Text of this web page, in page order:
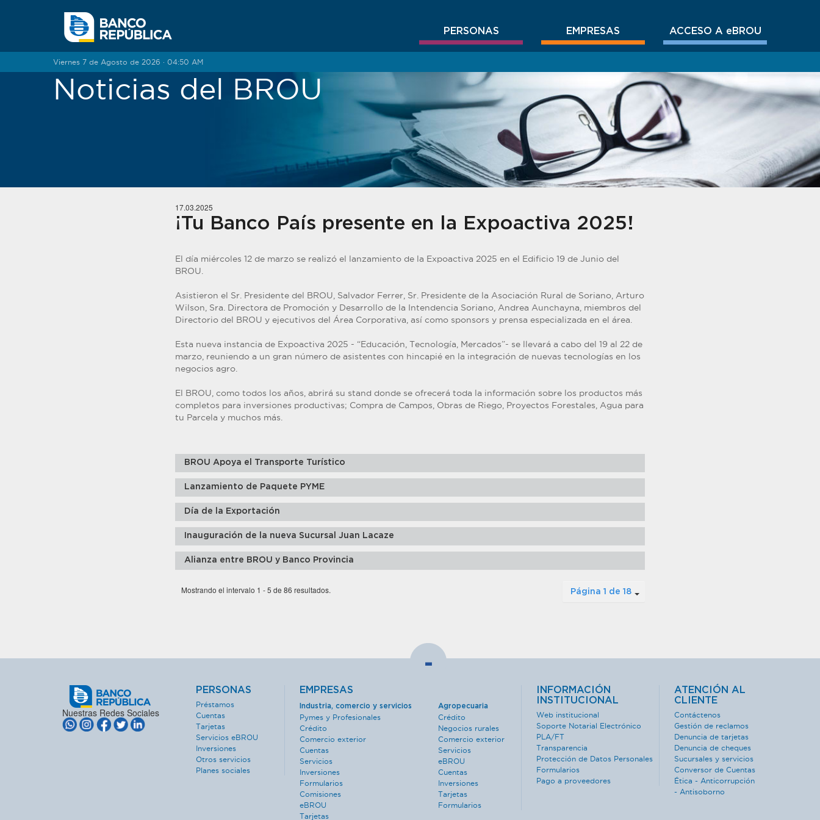
PERSONAS EMPRESAS ACCESO A eBROU
Viernes 7 de Agosto de 2026 · 04:50 AM
Noticias del BROU
17.03.2025
¡Tu Banco País presente en la Expoactiva 2025!
El día miércoles 12 de marzo se realizó el lanzamiento de la Expoactiva 2025 en el Edificio 19 de Junio del
BROU.
Asistieron el Sr. Presidente del BROU, Salvador Ferrer, Sr. Presidente de la Asociación Rural de Soriano, Arturo
Wilson, Sra. Directora de Promoción y Desarrollo de la Intendencia Soriano, Andrea Aunchayna, miembros del
Directorio del BROU y ejecutivos del Área Corporativa, así como sponsors y prensa especializada en el área.
Esta nueva instancia de Expoactiva 2025 - “Educación, Tecnología, Mercados”- se llevará a cabo del 19 al 22 de
marzo, reuniendo a un gran número de asistentes con hincapié en la integración de nuevas tecnologías en los
negocios agro.
El BROU, como todos los años, abrirá su stand donde se ofrecerá toda la información sobre los productos más
completos para inversiones productivas; Compra de Campos, Obras de Riego, Proyectos Forestales, Agua para
tu Parcela y muchos más.
BROU Apoya el Transporte Turístico
Lanzamiento de Paquete PYME
Día de la Exportación
Inauguración de la nueva Sucursal Juan Lacaze
Alianza entre BROU y Banco Provincia
Página 1 de 18
Mostrando el intervalo 1 - 5 de 86 resultados.
-
Nuestras Redes Sociales
PERSONAS
Préstamos
Cuentas
Tarjetas
Servicios eBROU
Inversiones
Otros servicios
Planes sociales
EMPRESAS
Industria, comercio y servicios
Pymes y Profesionales
Crédito
Comercio exterior
Cuentas
Servicios
Inversiones
Formularios
Comisiones
eBROU
Tarjetas
Agropecuaria
Crédito
Negocios rurales
Comercio exterior
Servicios
eBROU
Cuentas
Inversiones
Tarjetas
Formularios
INFORMACIÓN
INSTITUCIONAL
Web institucional
Soporte Notarial Electrónico
PLA/FT
Transparencia
Protección de Datos Personales
Formularios
Pago a proveedores
ATENCIÓN AL
CLIENTE
Contáctenos
Gestión de reclamos
Denuncia de tarjetas
Denuncia de cheques
Sucursales y servicios
Conversor de Cuentas
Ética - Anticorrupción
- Antisoborno